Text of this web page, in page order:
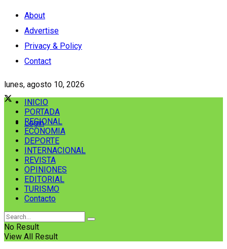
About
Advertise
Privacy & Policy
Contact
lunes, agosto 10, 2026
Login
INICIO
PORTADA
REGIONAL
ECONOMIA
DEPORTE
INTERNACIONAL
REVISTA
OPINIONES
EDITORIAL
TURISMO
Contacto
No Result
View All Result